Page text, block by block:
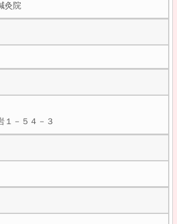
灸院
１－５４－３